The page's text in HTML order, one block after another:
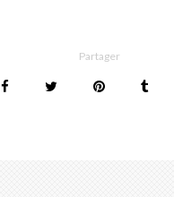
Partager